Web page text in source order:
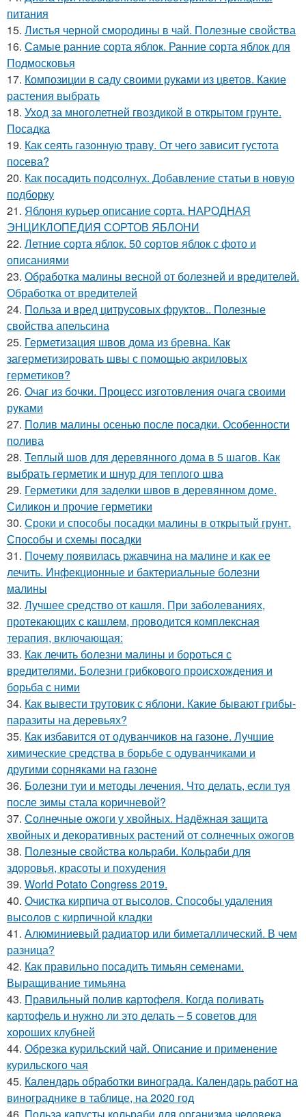
питания
15. Листья черной смородины в чай. Полезные свойства
16. Самые ранние сорта яблок. Ранние сорта яблок для
Подмосковья
17. Композиции в саду своими руками из цветов. Какие
растения выбрать
18. Уход за многолетней гвоздикой в открытом грунте.
Посадка
19. Как сеять газонную траву. От чего зависит густота
посева?
20. Как посадить подсолнух. Добавление статьи в новую
подборку
21. Яблоня курьер описание сорта. НАРОДНАЯ
ЭНЦИКЛОПЕДИЯ СОРТОВ ЯБЛОНИ
22. Летние сорта яблок. 50 сортов яблок с фото и
описаниями
23. Обработка малины весной от болезней и вредителей.
Обработка от вредителей
24. Польза и вред цитрусовых фруктов.. Полезные
свойства апельсина
25. Герметизация швов дома из бревна. Как
загерметизировать швы с помощью акриловых
герметиков?
26. Очаг из бочки. Процесс изготовления очага своими
руками
27. Полив малины осенью после посадки. Особенности
полива
28. Теплый шов для деревянного дома в 5 шагов. Как
выбрать герметик и шнур для теплого шва
29. Герметики для заделки швов в деревянном доме.
Силикон и прочие герметики
30. Сроки и способы посадки малины в открытый грунт.
Способы и схемы посадки
31. Почему появилась ржавчина на малине и как ее
лечить. Инфекционные и бактериальные болезни
малины
32. Лучшее средство от кашля. При заболеваниях,
протекающих с кашлем, проводится комплексная
терапия, включающая:
33. Как лечить болезни малины и бороться с
вредителями. Болезни грибкового происхождения и
борьба с ними
34. Как вывести трутовик с яблони. Какие бывают грибы-
паразиты на деревьях?
35. Как избавится от одуванчиков на газоне. Лучшие
химические средства в борьбе с одуванчиками и
другими сорняками на газоне
36. Болезни туи и методы лечения. Что делать, если туя
после зимы стала коричневой?
37. Солнечные ожоги у хвойных. Надёжная защита
хвойных и декоративных растений от солнечных ожогов
38. Полезные свойства кольраби. Кольраби для
здоровья, красоты и похудения
39. World Potato Congress 2019.
40. Очистка кирпича от высолов. Способы удаления
высолов с кирпичной кладки
41. Алюминиевый радиатор или биметаллический. В чем
разница?
42. Как правильно посадить тимьян семенами.
Выращивание тимьяна
43. Правильный полив картофеля. Когда поливать
картофель и нужно ли это делать – 5 советов для
хороших клубней
44. Обрезка курильский чай. Описание и применение
курильского чая
45. Календарь обработки винограда. Календарь работ на
винограднике в таблице, на 2020 год